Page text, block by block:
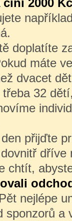
činí 2000
doplatíte
máte
dvacet
třeba 32
přijďte
dříve
chtít,
Pět nejlépe
sponzorů a